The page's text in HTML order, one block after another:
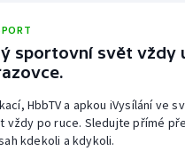
kanoistika
střelba
sportovní svět vždy
HbbTV a apkou iVysílání ve
vždy po ruce. Sledujte přímé
kdekoli a kdykoli.